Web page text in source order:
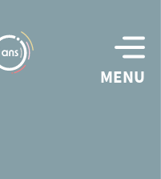
MENU